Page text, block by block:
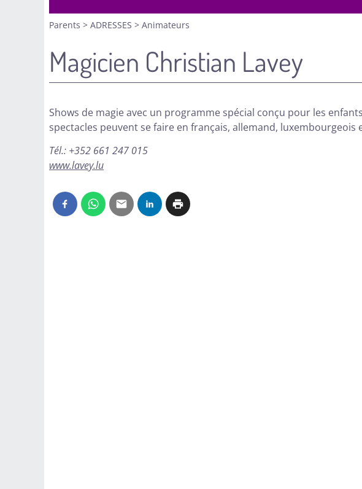
Parents > ADRESSES > Animateurs
Magicien Christian Lavey
Shows de magie avec un programme spécial conçu pour les
spectacles peuvent se faire en français, allemand, luxembourgeois
Tél.: +352 661 247 015
www.lavey.lu